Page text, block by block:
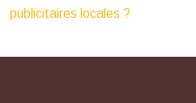
publicitaires locales ?